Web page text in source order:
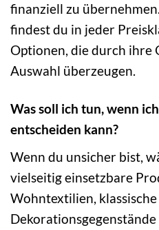
finanziell zu
findest du in jeder
Optionen, die durch ihre
Auswahl überzeugen.
Was soll ich tun, wenn
entscheiden kann?
Wenn du unsicher bist,
vielseitig einsetzbare
Wohntextilien, klassische